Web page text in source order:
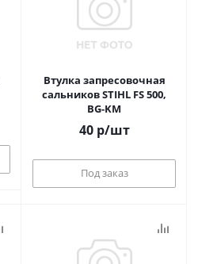
Втулка запресовочная
сальников STIHL FS 500,
BG-KM
40р/шт
Под заказ